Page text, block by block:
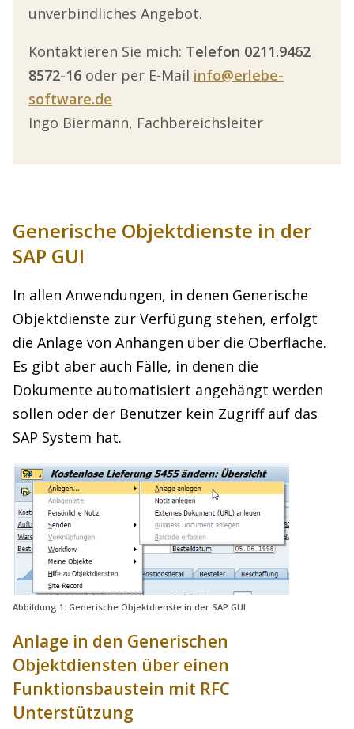
unverbindliches Angebot.
Kontaktieren Sie mich: Telefon 0211.9462
8572-16 oder per E-Mail info@erlebe-
software.de
Ingo Biermann, Fachbereichsleiter
Generische Objektdienste in der
SAP GUI
In allen Anwendungen, in denen Generische
Objektdienste zur Verfügung stehen, erfolgt
die Anlage von Anhängen über die Oberfläche.
Es gibt aber auch Fälle, in denen die
Dokumente automatisiert angehängt werden
sollen oder der Benutzer kein Zugriff auf das
SAP System hat.
Abbildung 1: Generische Objektdienste in der SAP GUI
Anlage in den Generischen
Objektdiensten über einen
Funktionsbaustein mit RFC
Unterstützung